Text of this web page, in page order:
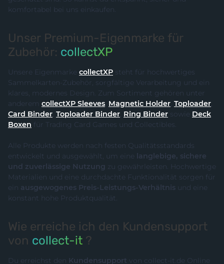
komfortabel bei uns einkaufen.
Unser Premium-Eigenmarke für
Zubehör: collectXP
Unsere Eigenmarke collectXP steht für hochwertiges
Sammelkarten-Zubehör, sorgfältige Verarbeitung und ein
klares, modernes Design. Zum Sortiment gehören unter
anderem collectXP Sleeves, Magnetic Holder, Toploader,
Card Binder, Toploader Binder, Ring Binder sowie Deck
Boxen für Trading Card Games und Collectibles.
Alle Produkte werden nach festen Qualitätsstandards
entwickelt und ausgewählt, um eine langlebige, sichere
und zuverlässige Nutzung zu gewährleisten. Hochwertige
Materialien und eine durchdachte Funktionalität sorgen für
ein ausgewogenes Preis-Leistungs-Verhältnis und eine
konstant hohe Produktqualität.
Wie erreiche ich den Kundensupport
von collect-it ?
Du erreichst den Kundensupport von collect-it.de Online